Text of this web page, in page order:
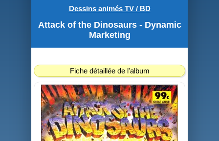
Dessins animés TV / BD
Attack of the Dinosaurs - Dynamic
Marketing
Fiche détaillée de l'album